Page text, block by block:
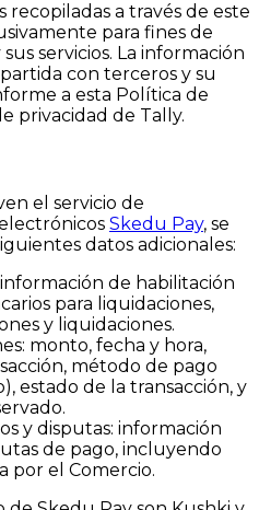
recopiladas a través de este
para fines de
servicios. La información
con terceros y su
a esta Política de
privacidad de Tally.
el servicio de
Skedu Pay, se
datos adicionales:
de habilitación
para liquidaciones,
y liquidaciones.
monto, fecha y hora,
método de pago
estado de la transacción, y
y disputas: información
de pago, incluyendo
por el Comercio.